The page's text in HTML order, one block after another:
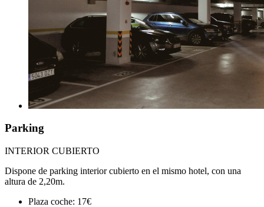
Parking
INTERIOR CUBIERTO
Dispone de parking interior cubierto en el mismo hotel, con una
altura de 2,20m.
Plaza coche: 17€